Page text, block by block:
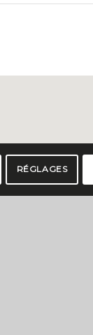
RÉGLAGES